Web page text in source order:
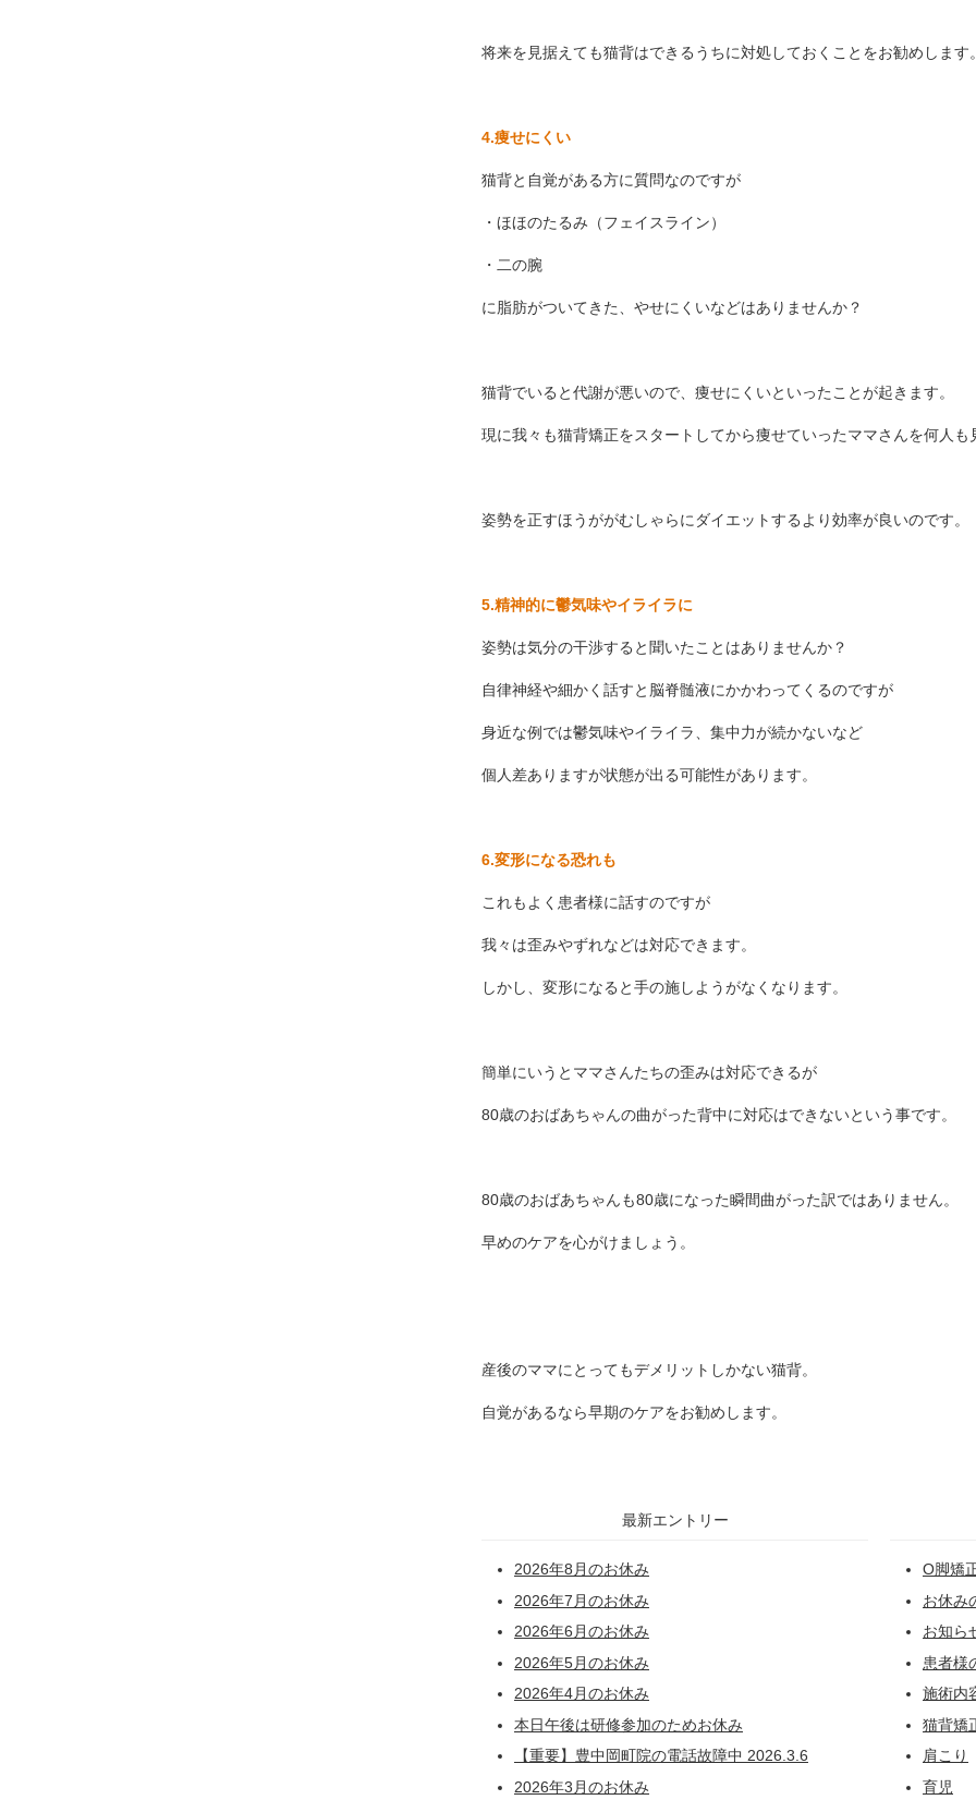
将来を見据えても猫背はできるうちに対処しておくことをお勧めします。
4.痩せにくい
猫背と自覚がある方に質問なのですが
・ほほのたるみ（フェイスライン）
・二の腕
に脂肪がついてきた、やせにくいなどはありませんか？
猫背でいると代謝が悪いので、痩せにくいといったことが起きます。
現に我々も猫背矯正をスタートしてから痩せていったママさんを何人も
姿勢を正すほうががむしゃらにダイエットするより効率が良いのです。
5.精神的に鬱気味やイライラに
姿勢は気分の干渉すると聞いたことはありませんか？
自律神経や細かく話すと脳脊髄液にかかわってくるのですが
身近な例では鬱気味やイライラ、集中力が続かないなど
個人差ありますが状態が出る可能性があります。
6.変形になる恐れも
これもよく患者様に話すのですが
我々は歪みやずれなどは対応できます。
しかし、変形になると手の施しようがなくなります。
簡単にいうとママさんたちの歪みは対応できるが
80歳のおばあちゃんの曲がった背中に対応はできないという事です。
80歳のおばあちゃんも80歳になった瞬間曲がった訳ではありません。
早めのケアを心がけましょう。
産後のママにとってもデメリットしかない猫背。
自覚があるなら早期のケアをお勧めします。
最新エントリー
2026年8月のお休み
2026年7月のお休み
2026年6月のお休み
2026年5月のお休み
2026年4月のお休み
本日午後は研修参加のためお休み
【重要】豊中岡町院の電話故障中 2026.3.6
2026年3月のお休み
O脚矯
お休み
お知ら
患者様
施術内
猫背矯
肩こり
育児